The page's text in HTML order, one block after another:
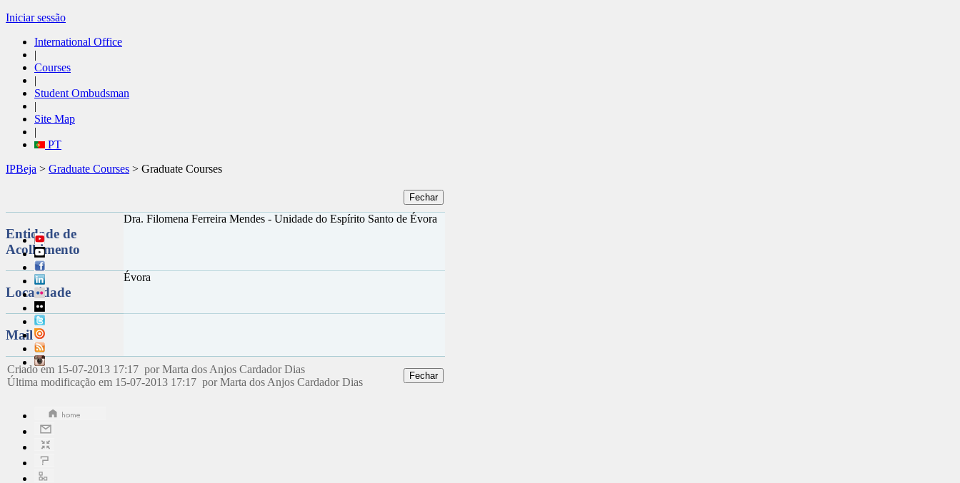
Iniciar sessão
International Office
|
Courses
|
Student Ombudsman
|
Site Map
|
PT
IPBeja > Graduate Courses > Graduate Courses
Entidade de
Acolhimento
Dra. Filomena Ferreira Mendes - Unidade do Espírito Santo de Évora
Localidade
Évora
Mail
Criado em 15-07-2013 17:17 por Marta dos Anjos Cardador Dias
Última modificação em 15-07-2013 17:17 por Marta dos Anjos Cardador Dias